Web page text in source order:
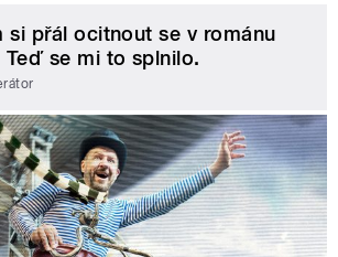
si přál ocitnout se v románu
Teď se mi to splnilo.